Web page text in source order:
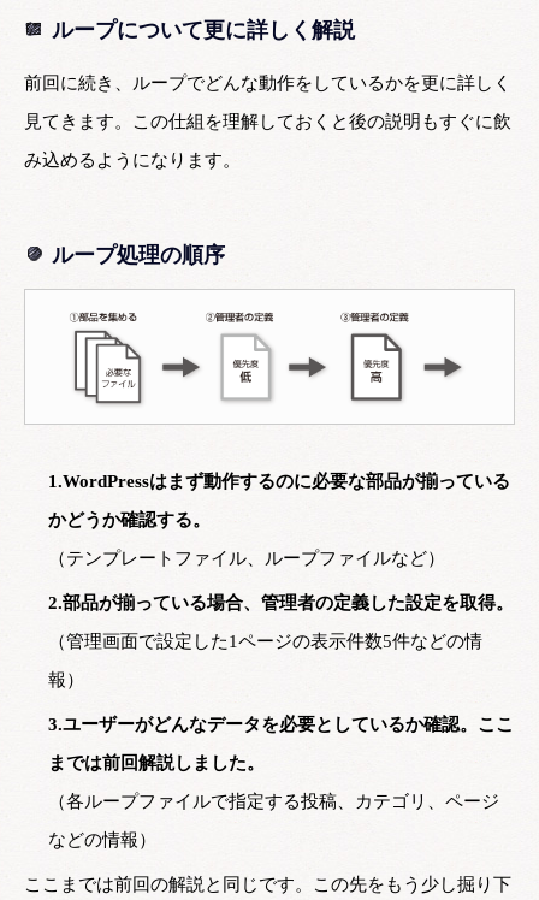
ループについて更に詳しく解説
前回に続き、ループでどんな動作をしているかを更に詳しく
見てきます。この仕組を理解しておくと後の説明もすぐに飲
み込めるようになります。
ループ処理の順序
1.WordPressはまず動作するのに必要な部品が揃っている
かどうか確認する。
（テンプレートファイル、ループファイルなど）
2.部品が揃っている場合、管理者の定義した設定を取得。
（管理画面で設定した1ページの表示件数5件などの情
報）
3.ユーザーがどんなデータを必要としているか確認。ここ
までは前回解説しました。
（各ループファイルで指定する投稿、カテゴリ、ページ
などの情報）
ここまでは前回の解説と同じです。この先をもう少し掘り下